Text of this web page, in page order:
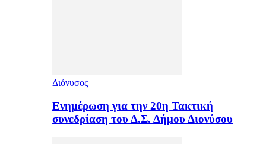
Διόνυσος
Ενημέρωση για την 20η Τακτική
συνεδρίαση του Δ.Σ. Δήμου Διονύσου